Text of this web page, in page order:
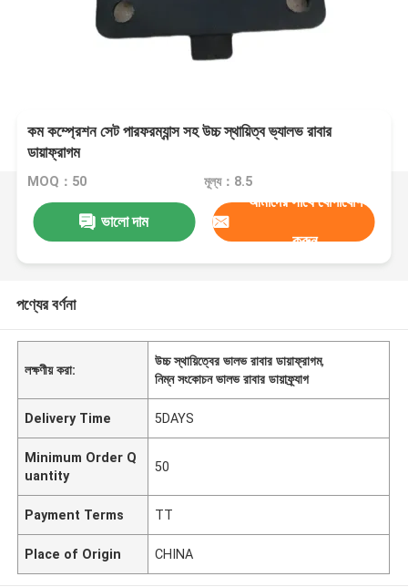
কম কম্প্রেশন সেট পারফরম্যান্স সহ উচ্চ স্থায়িত্ব ভ্যালভ রাবার
ডায়াফ্রাগম
MOQ：50 মূল্য：8.5
ভালো দাম
আমাদের সাথে যোগাযোগ
করুন
পণ্যের বর্ণনা
লক্ষণীয় করা:
উচ্চ স্থায়িত্বের ভালভ রাবার ডায়াফ্রাগম,
নিম্ন সংকোচন ভালভ রাবার ডায়াফ্র্যাগ
Delivery Time 5DAYS
Minimum Order Q
uantity
50
Payment Terms TT
Place of Origin CHINA